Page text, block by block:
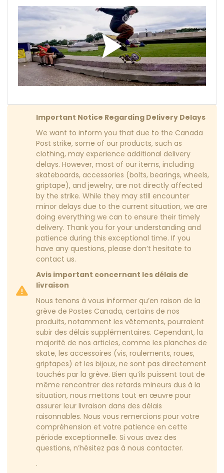
Important Notice Regarding Delivery Delays
We want to inform you that due to the Canada
Post strike, some of our products, such as
clothing, may experience additional delivery
delays. However, most of our items, including
skateboards, accessories (bolts, bearings, wheels,
griptape), and jewelry, are not directly affected
by the strike. While they may still encounter
minor delays due to the current situation, we are
doing everything we can to ensure their timely
delivery. Thank you for your understanding and
patience during this exceptional time. If you
have any questions, please don’t hesitate to
contact us.
Avis important concernant les délais de
livraison
Nous tenons à vous informer qu’en raison de la
grève de Postes Canada, certains de nos
produits, notamment les vêtements, pourraient
subir des délais supplémentaires. Cependant, la
majorité de nos articles, comme les planches de
skate, les accessoires (vis, roulements, roues,
griptapes) et les bijoux, ne sont pas directement
touchés par la grève. Bien qu’ils puissent tout de
même rencontrer des retards mineurs dus à la
situation, nous mettons tout en œuvre pour
assurer leur livraison dans des délais
raisonnables. Nous vous remercions pour votre
compréhension et votre patience en cette
période exceptionnelle. Si vous avez des
questions, n’hésitez pas à nous contacter.
.